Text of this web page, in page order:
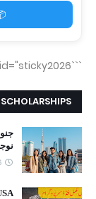
```html id="sticky2026"
SCHOLARSHIPS